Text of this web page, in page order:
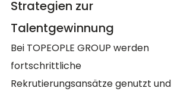
Strategien zur
Talentgewinnung
Bei TOPEOPLE GROUP werden
fortschrittliche
Rekrutierungsansätze genutzt und